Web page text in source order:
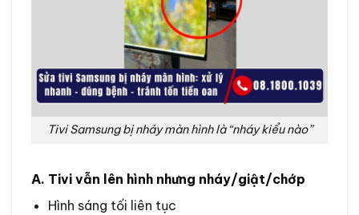
Tivi Samsung bị nháy màn hình là “nháy kiểu nào”
A. Tivi vẫn lên hình nhưng nháy/giật/chớp
Hình sáng tối liên tục